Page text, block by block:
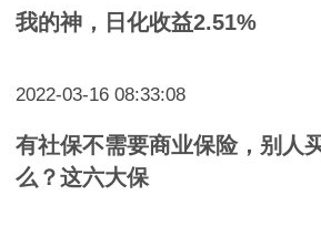
我的神，日化收益2.51%
2022-03-16 08:33:08
有社保不需要商业保险，别人
么？这六大保